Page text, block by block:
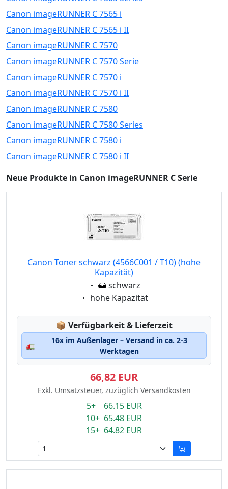
Canon imageRUNNER C 7565 i
Canon imageRUNNER C 7565 i II
Canon imageRUNNER C 7570
Canon imageRUNNER C 7570 Serie
Canon imageRUNNER C 7570 i
Canon imageRUNNER C 7570 i II
Canon imageRUNNER C 7580
Canon imageRUNNER C 7580 Series
Canon imageRUNNER C 7580 i
Canon imageRUNNER C 7580 i II
Neue Produkte in Canon imageRUNNER C Serie
Canon Toner schwarz (4566C001 / T10) (hohe
Kapazität)
Eigenschaft:
schwarz
Eigenschaft:
hohe Kapazität
📦 Lagerstatus:
Verfügbarkeit & Lieferzeit
🚛
16x im Außenlager – Versand in ca. 2-3
Werktagen
66,82 EUR
Exkl. Umsatzsteuer, zuzüglich Versandkosten
5+ 66.15 EUR
10+ 65.48 EUR
15+ 64.82 EUR